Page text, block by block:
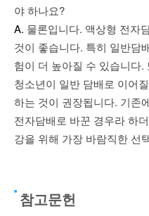
야 하나요?
A. 물론입니다. 액상형 전자
것이 좋습니다. 특히 일반담
험이 더 높아질 수 있습니다
청소년이 일반 담배로 이어
하는 것이 권장됩니다. 기존
전자담배로 바꾼 경우라 하
강을 위해 가장 바람직한 선
참고문헌